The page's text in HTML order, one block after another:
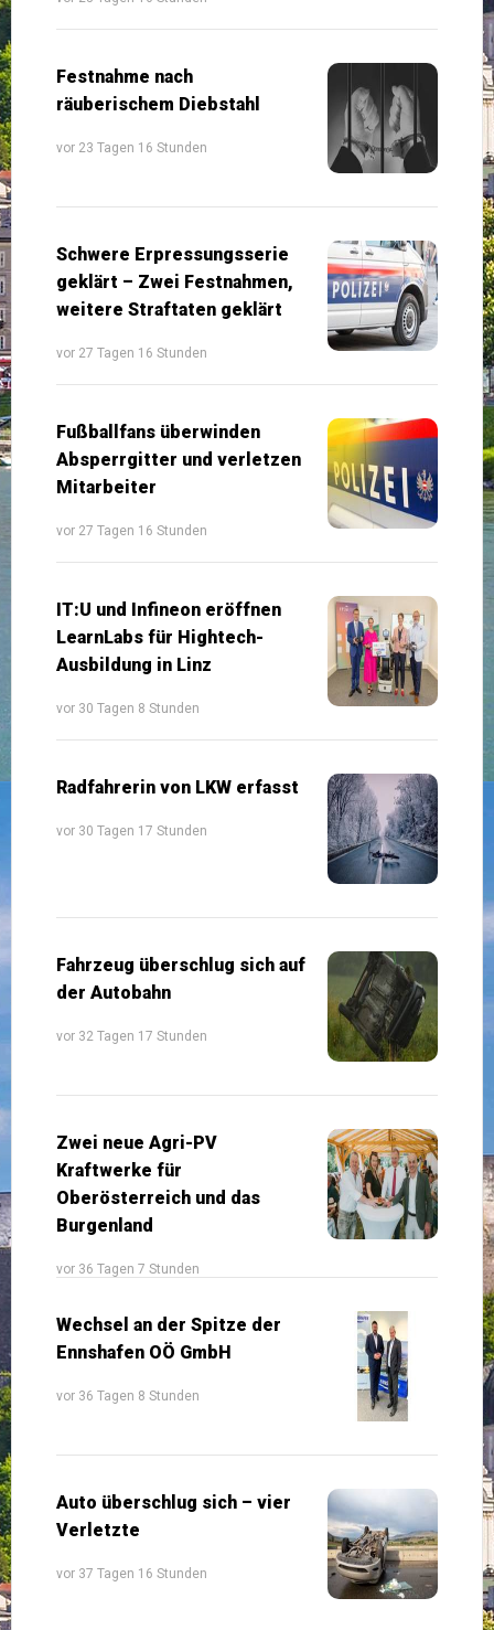
Festnahme nach
räuberischem Diebstahl
vor 23 Tagen 16 Stunden
Schwere Erpressungsserie
geklärt – Zwei Festnahmen,
weitere Straftaten geklärt
vor 27 Tagen 16 Stunden
Fußballfans überwinden
Absperrgitter und verletzen
Mitarbeiter
vor 27 Tagen 16 Stunden
IT:U und Infineon eröffnen
LearnLabs für Hightech-
Ausbildung in Linz
vor 30 Tagen 8 Stunden
Radfahrerin von LKW erfasst
vor 30 Tagen 17 Stunden
Fahrzeug überschlug sich auf
der Autobahn
vor 32 Tagen 17 Stunden
Zwei neue Agri-PV
Kraftwerke für
Oberösterreich und das
Burgenland
vor 36 Tagen 7 Stunden
Wechsel an der Spitze der
Ennshafen OÖ GmbH
vor 36 Tagen 8 Stunden
Auto überschlug sich – vier
Verletzte
vor 37 Tagen 16 Stunden